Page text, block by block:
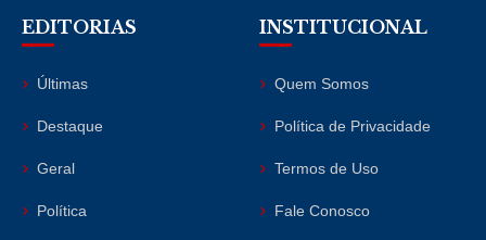
EDITORIAS
Últimas
Destaque
Geral
Política
INSTITUCIONAL
Quem Somos
Política de Privacidade
Termos de Uso
Fale Conosco